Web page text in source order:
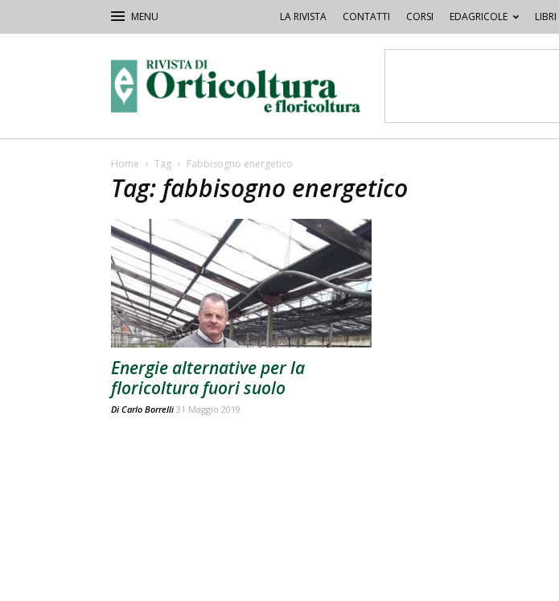
LA RIVISTA CONTATTI CORSI EDAGRICOLE LIBRI
Orticoltura
Home Tag Fabbisogno energetico
Tag: fabbisogno energetico
Energie alternative per la
floricoltura fuori suolo
Di Carlo Borrelli 31 Maggio 2019